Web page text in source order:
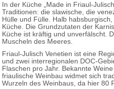
In der Küche „Made in Friaul-
Traditionen: die slawische, die
Hülle und Fülle. Halb
Küche. Die Grundzutaten der
Küche ist kräftig und unverfälscht.
Muscheln des Meeres.
Friaul-Julisch Venetien ist eine
und zwei interregionalen DOC-
Flaschen pro Jahr. Bekannte
friaulische Weinbau widmet sich
Wurzeln des Weinbaus, da hier 80